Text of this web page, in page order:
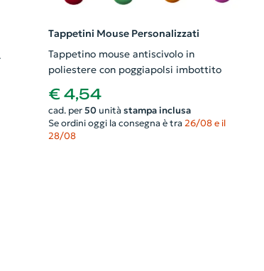
Tappetini Mouse Personalizzati
Tappetino mouse antiscivolo in
poliestere con poggiapolsi imbottito
€ 4,54
cad. per 50unità stampa inclusa
Se ordini oggi la consegna è tra 26/08 e il
28/08